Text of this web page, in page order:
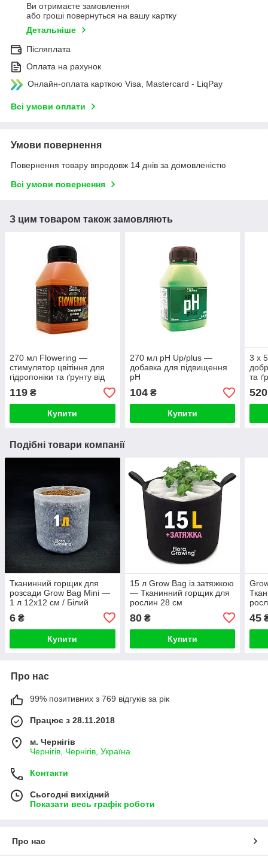
Ви отримаєте замовлення
або гроші повернуться на вашу картку
Детальніше
Післяплата
Оплата на рахунок
Онлайн-оплата карткою Visa, Mastercard - LiqPay
Всі умови оплати
Умови повернення
Повернення товару впродовж 14 днів за домовленістю
Всі умови повернення
З цим товаром також замовляють
270 мл Flowering —
стимулятор цвітіння для
гідропоніки та ґрунту від
119 ₴
Купити
270 мл pH Up/plus —
добавка для підвищення
pH
104₴
Купити
3 х
та
520
Подібні товари компанії
Тканинний горщик для
розсади Grow Bag Mini —
1 л 12х12 см / Білий
6 ₴
Купити
15 л Grow Bag із затяжкою
— Тканинний горщик для
рослин 28 см
80₴
Купити
45
Про нас
99% позитивних з 769 відгуків за рік
Працює з 28.11.2018
м. Чернігів
Чернігів, Чернігів, Україна
Контакти
Сьогодні вихідний
Показати весь графік роботи
Про нас